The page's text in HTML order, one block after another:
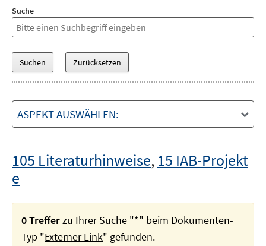
Suche
ASPEKT AUSWÄHLEN:
105 Literaturhinweise, 15 IAB-Projekt
e
0 Trefferzu Ihrer Suche "*" beim Dokumenten-
Typ "Externer Link" gefunden.